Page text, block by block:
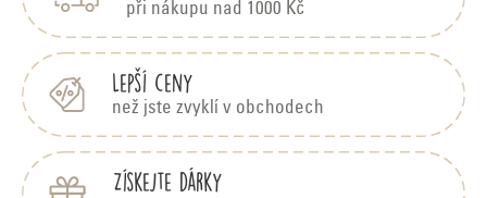
při nákupu nad 1000 Kč
Lepší ceny
než jste zvyklí v obchodech
Získejte dárky